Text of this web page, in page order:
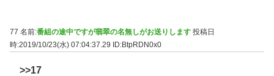
77 名前:番組の途中ですが翡翠の名無しがお送りします 投稿日
時:2019/10/23(水) 07:04:37.29 ID:BtpRDN0x0
>>17